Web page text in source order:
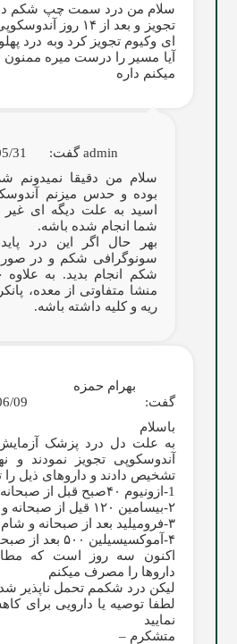
سلام من درد سمت چپ شکم
تجویز و بعد از ۱۴ روز
ای وکیوم تجویز کرد وبه درد
آیا مسیر را درست میره ممنون
میکنم داره
admin گفت:
1400/
سلام من دقیقا
بوده و حدس میزنم
اسید به علت دیگه ای
شما انجام شده باشه.
بهر حال اگر این درد
شکم انجام بدید.‌ به علاوه
منشا متفاوتی از معده،
ریه و کلیه داشته باشه.
بهرام حمزه
گفت:
1400/
باسلام
به علت دل درد پزشک
آندوسکوپی تجویز نمودند و
تشخیص دادند و داروهای ذیل را
1-ازونیوم ۴۰صبح قبل از صبحانه و شام یک عدد
۲-بیسامین ۱۲۰ قیل از صبحانه و شام ۲ عدد
۳-فرومیلید بعد از صبحانه و شام یک عدد
۴-آموکسیسیلین ۵۰۰ بعد از صبحانه ‌شام دو عدد
اکنون سه روز است که
داروها را مصرف میکنم
لیکن درد شکمم تحمل ناپذیر
لطفا توصیه یا دارویی برای
نمایید
متشکرم –